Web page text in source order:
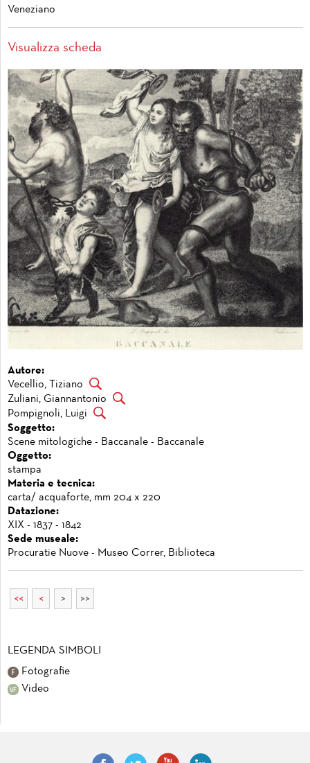
Veneziano
Visualizza scheda
Autore:
Vecellio, Tiziano
Zuliani, Giannantonio
Pompignoli, Luigi
Soggetto:
Scene mitologiche - Baccanale - Baccanale
Oggetto:
stampa
Materia e tecnica:
carta/ acquaforte, mm 204 x 220
Datazione:
XIX - 1837 - 1842
Sede museale:
Procuratie Nuove - Museo Correr, Biblioteca
<< < > >>
LEGENDA SIMBOLI
Fotografie
Video